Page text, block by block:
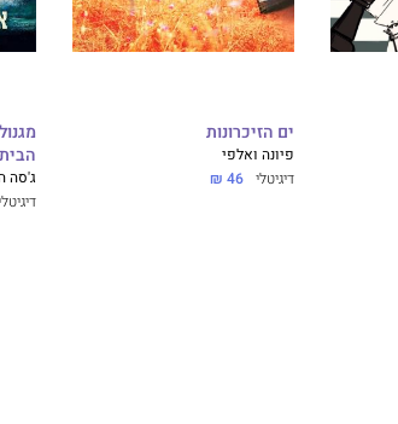
ים הזיכרונות
פיונה ואלפי
דיגיטלי 46 ₪ ג'סה